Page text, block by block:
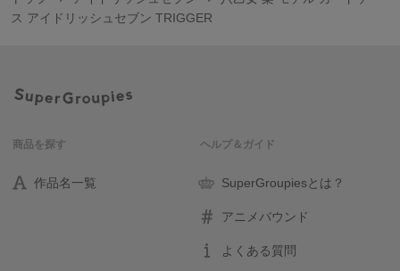
ス アイドリッシュセブン TRIGGER
商品を探す
作品名一覧
ヘルプ＆ガイド
SuperGroupiesとは？
アニメバウンド
よくある質問